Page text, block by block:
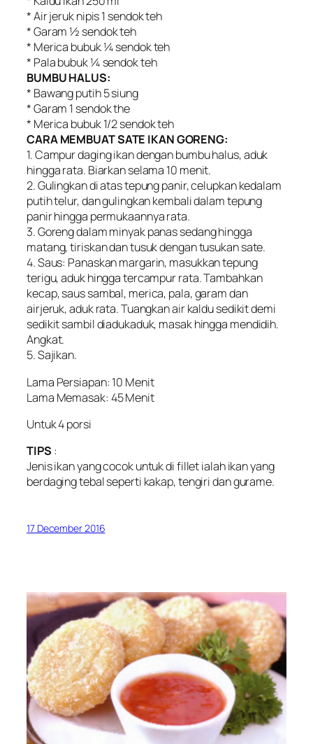
* Air jeruk nipis 1 sendok teh
* Garam ½ sendok teh
* Merica bubuk ¼ sendok teh
* Pala bubuk ¼ sendok teh
BUMBU HALUS:
* Bawang putih 5 siung
* Garam 1 sendok the
* Merica bubuk 1/2 sendok teh
CARA MEMBUAT SATE IKAN GORENG:
1. Campur daging ikan dengan bumbu halus, aduk
hingga rata. Biarkan selama 10 menit.
2. Gulingkan di atas tepung panir, celupkan kedalam
putih telur, dan gulingkan kembali dalam tepung
panir hingga permukaannya rata.
3. Goreng dalam minyak panas sedang hingga
matang, tiriskan dan tusuk dengan tusukan sate.
4. Saus: Panaskan margarin, masukkan tepung
terigu, aduk hingga tercampur rata. Tambahkan
kecap, saus sambal, merica, pala, garam dan
airjeruk, aduk rata. Tuangkan air kaldu sedikit demi
sedikit sambil diadukaduk, masak hingga mendidih.
Angkat.
5. Sajikan.
Lama Persiapan: 10 Menit
Lama Memasak: 45 Menit
Untuk 4 porsi
TIPS :
Jenis ikan yang cocok untuk di fillet ialah ikan yang
berdaging tebal seperti kakap, tengiri dan gurame.
17 December 2016